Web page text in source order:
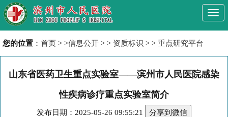
您的位置 ： 首页 > >信息公开 > > 资质标识 > > 重点研究平台
山东省医药卫生重点实验室——滨州市人民医院感染
性疾病诊疗重点实验室简介
发布日期：2025-05-26 09:55:21 分享到微信